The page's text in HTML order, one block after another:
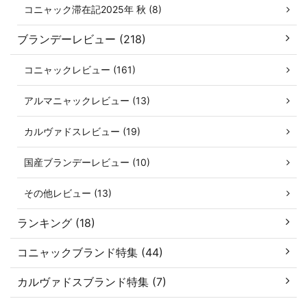
コニャック滞在記2025年 秋 (8)
ブランデーレビュー (218)
コニャックレビュー (161)
アルマニャックレビュー (13)
カルヴァドスレビュー (19)
国産ブランデーレビュー (10)
その他レビュー (13)
ランキング (18)
コニャックブランド特集 (44)
カルヴァドスブランド特集 (7)